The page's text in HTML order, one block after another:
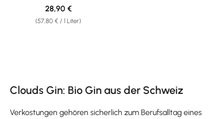
(57,80 € / 1 Liter)
Regulärer Preis:
28,90 €
Clouds Gin: Bio Gin aus der Schweiz
Verkostungen gehören sicherlich zum Berufsalltag eines